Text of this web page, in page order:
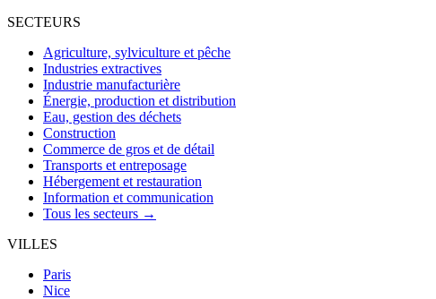
SECTEURS
Agriculture, sylviculture et pêche
Industries extractives
Industrie manufacturière
Énergie, production et distribution
Eau, gestion des déchets
Construction
Commerce de gros et de détail
Transports et entreposage
Hébergement et restauration
Information et communication
Tous les secteurs →
VILLES
Paris
Nice